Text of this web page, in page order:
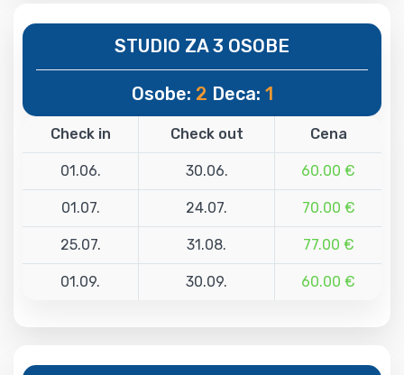
STUDIO ZA 3 OSOBE
Osobe: 2 Deca: 1
Check in Check out Cena
01.06. 30.06. 60.00 €
01.07. 24.07. 70.00 €
25.07. 31.08. 77.00 €
01.09. 30.09. 60.00 €